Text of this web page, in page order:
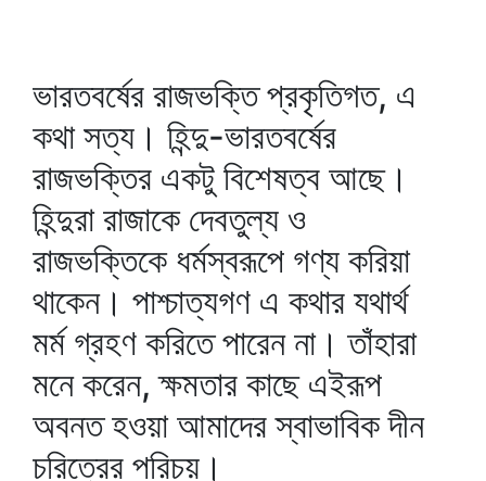
ভারতবর্ষের রাজভক্তি প্রকৃতিগত, এ
কথা সত্য। হিন্দু-ভারতবর্ষের
রাজভক্তির একটু বিশেষত্ব আছে।
হিন্দুরা রাজাকে দেবতুল্য ও
রাজভক্তিকে ধর্মস্বরূপে গণ্য করিয়া
থাকেন। পাশ্চাত্যগণ এ কথার যথার্থ
মর্ম গ্রহণ করিতে পারেন না। তাঁহারা
মনে করেন, ক্ষমতার কাছে এইরূপ
অবনত হওয়া আমাদের স্বাভাবিক দীন
চরিত্রের পরিচয়।